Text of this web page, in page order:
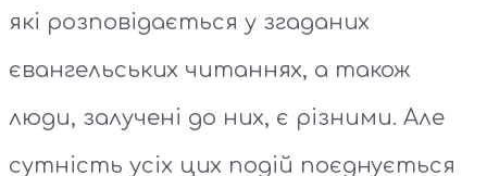
які розповідається у згаданих
євангельських читаннях, а також
люди, залучені до них, є різними. Але
сутність усіх цих подій поєднується